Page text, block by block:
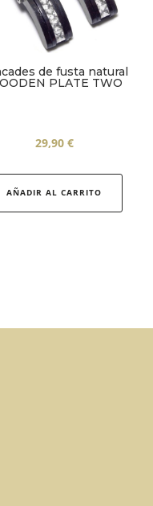
de fusta natural
PLATE TWO
29,90 €
AÑADIR AL CARRITO